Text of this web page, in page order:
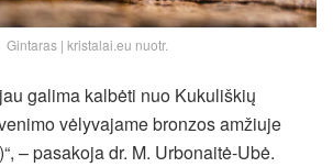
Gintaras | kristalai.eu nuotr.
galima kalbėti nuo Kukuliškių
vėlyvajame bronzos amžiuje
– pasakoja dr. M. Urbonaitė-Ubė.